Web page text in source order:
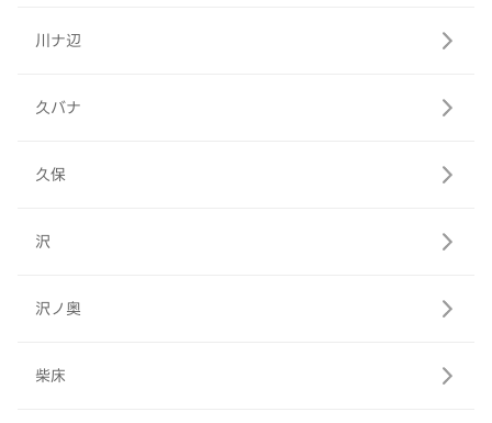
川ナ辺
久バナ
久保
沢
沢ノ奥
柴床